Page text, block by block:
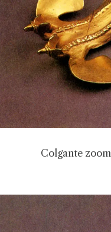
Colgante